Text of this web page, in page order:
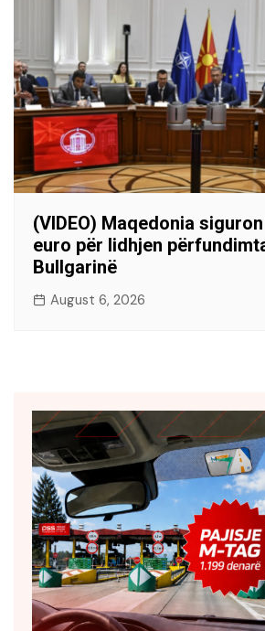
(VIDEO) Maqedonia
euro për lidhjen
Bullgarinë
August 6, 2026